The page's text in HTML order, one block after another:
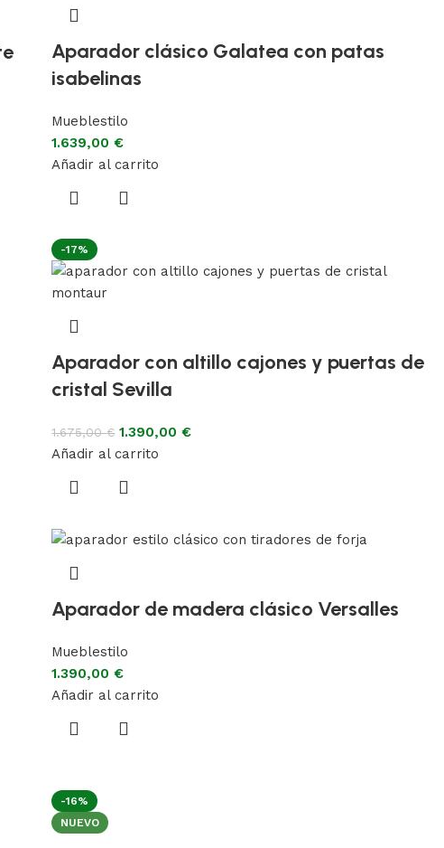
Aparador clásico Galatea con patas
isabelinas
Mueblestilo
1.639,00€
Añadir al carrito
-17%
Aparador con altillo cajones y puertas de
cristal Sevilla
1.675,00€ 1.390,00€
Añadir al carrito
Aparador de madera clásico Versalles
Mueblestilo
1.390,00€
Añadir al carrito
-16%
NUEVO